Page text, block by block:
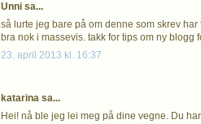
Unni sa...
så lurte jeg bare på om denne som skrev
bra nok i massevis. takk for tips om ny blogg
23. april 2013 kl. 16:37
katarina sa...
Hei! nå ble jeg lei meg på dine vegne. Du